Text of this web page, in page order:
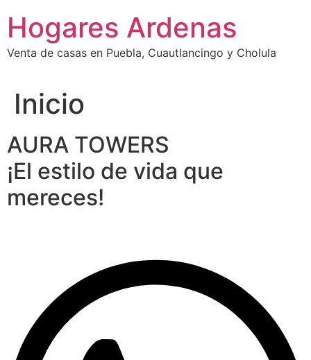
contenido
Hogares Ardenas
Venta de casas en Puebla, Cuautlancingo y Cholula
Inicio
AURA TOWERS
¡El estilo de vida que
mereces!